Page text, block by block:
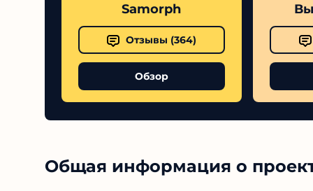
Samorph
Отзывы (364)
Обзор
Общая информация о